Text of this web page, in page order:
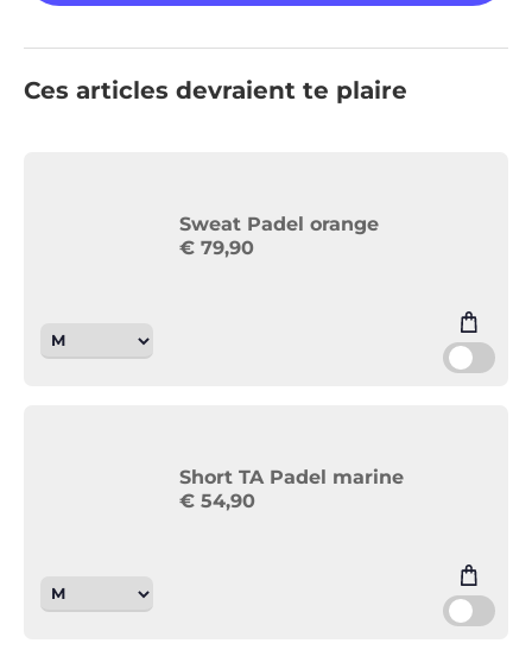
Ces articles devraient te plaire
Sweat Padel orange
€ 79,90
Short TA Padel marine
€ 54,90